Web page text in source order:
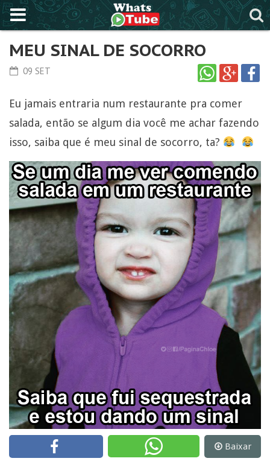
MEU SINAL DE SOCORRO
09 SET
Eu jamais entraria num restaurante pra comer
salada, então se algum dia você me achar fazendo
isso, saiba que é meu sinal de socorro, ta?
Baixar